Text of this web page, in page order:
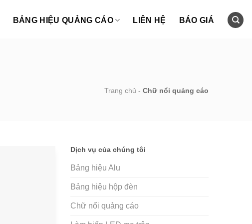
BẢNG HIỆU QUẢNG CÁO LIÊN HỆ BÁO GIÁ
Trang chủ - Chữ nổi quảng cáo
Dịch vụ của chúng tôi
Bảng hiệu Alu
Bảng hiệu hộp đèn
Chữ nổi quảng cáo